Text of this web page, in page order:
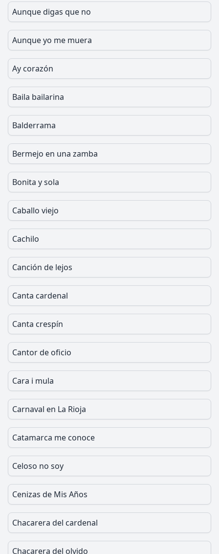
Aunque digas que no
Aunque yo me muera
Ay corazón
Baila bailarina
Balderrama
Bermejo en una zamba
Bonita y sola
Caballo viejo
Cachilo
Canción de lejos
Canta cardenal
Canta crespín
Cantor de oficio
Cara i mula
Carnaval en La Rioja
Catamarca me conoce
Celoso no soy
Cenizas de Mis Años
Chacarera del cardenal
Chacarera del olvido